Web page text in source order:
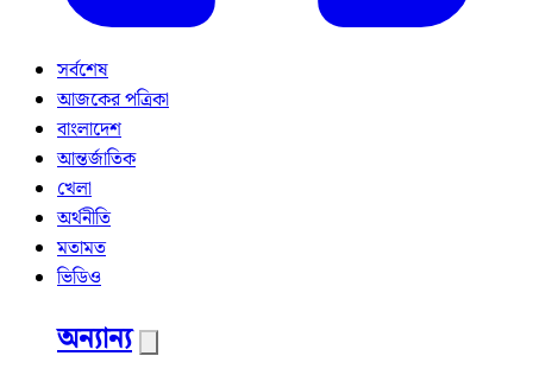
সর্বশেষ
আজকের পত্রিকা
বাংলাদেশ
আন্তর্জাতিক
খেলা
অর্থনীতি
মতামত
ভিডিও
অন্যান্য